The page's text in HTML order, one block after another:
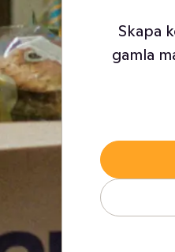
Skapa
gamla